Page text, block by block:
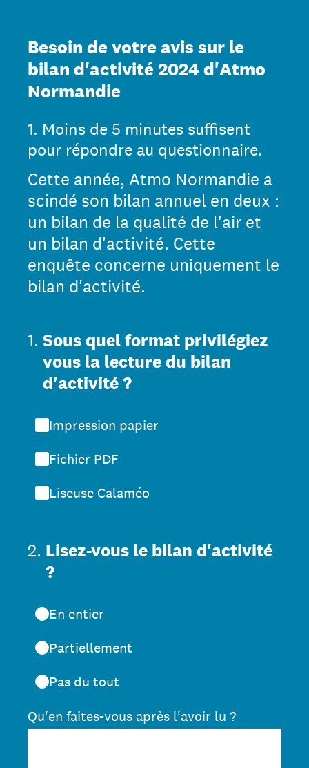
Besoin de votre avis sur le
bilan d'activité 2024 d'Atmo
Normandie
1. Moins de 5 minutes suffisent
pour répondre au questionnaire.
Cette année, Atmo Normandie a
scindé son bilan annuel en deux :
un bilan de la qualité de l'air et
un bilan d'activité. Cette
enquête concerne uniquement le
bilan d'activité.
1. Sous quel format privilégiez
vous la lecture du bilan
d'activité ?
Impression papier
Fichier PDF
Liseuse Calaméo
2. Lisez-vous le bilan d'activité
?
En entier
Partiellement
Pas du tout
Qu'en faites-vous après l'avoir lu ?